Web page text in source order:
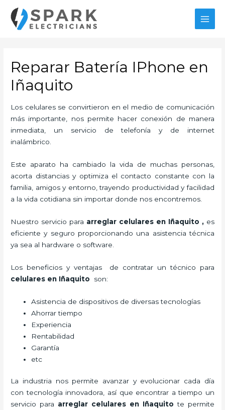
contenido
Reparar Batería IPhone en
Iñaquito
Los celulares se convirtieron en el medio de comunicación
más importante, nos permite hacer conexión de manera
inmediata, un servicio de telefonía y de internet
inalámbrico.
Este aparato ha cambiado la vida de muchas personas,
acorta distancias y optimiza el contacto constante con la
familia, amigos y entorno, trayendo productividad y facilidad
a la vida cotidiana sin importar donde nos encontremos.
Nuestro servicio para arreglar celulares en Iñaquito ,es
eficiente y seguro proporcionando una asistencia técnica
ya sea al hardware o software.
Los beneficios y ventajas de contratar un técnico para
celulares en Iñaquito son:
Asistencia de dispositivos de diversas tecnologías
Ahorrar tiempo
Experiencia
Rentabilidad
Garantía
etc
La industria nos permite avanzar y evolucionar cada día
con tecnología innovadora, así que encontrar a tiempo un
servicio para arreglar celulares en Iñaquito te permite